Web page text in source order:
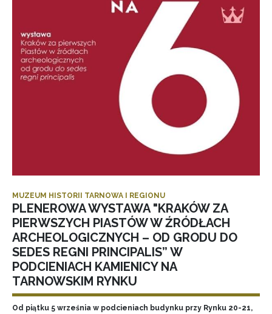
MUZEUM HISTORII TARNOWA I REGIONU
PLENEROWA WYSTAWA "KRAKÓW ZA
PIERWSZYCH PIASTÓW W ŹRÓDŁACH
ARCHEOLOGICZNYCH – OD GRODU DO
SEDES REGNI PRINCIPALIS” W
PODCIENIACH KAMIENICY NA
TARNOWSKIM RYNKU
Od piątku 5 września w podcieniach budynku przy Rynku 20-21,